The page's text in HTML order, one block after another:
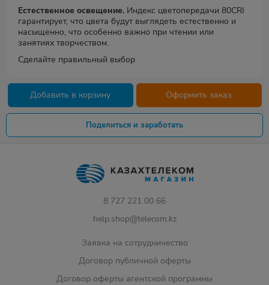
Естественное освещение. Индекс цветопередачи 80CRI
гарантирует, что цвета будут выглядеть естественно и
насыщенно, что особенно важно при чтении или
занятиях творчеством.
Сделайте правильный выбор
Добавить в корзину Оформить заказ
Поделиться и заработать
8 727 221 00 66
help.shop@telecom.kz
Заявка на сотрудничество
Договор публичной оферты
Договор оферты агентской программы